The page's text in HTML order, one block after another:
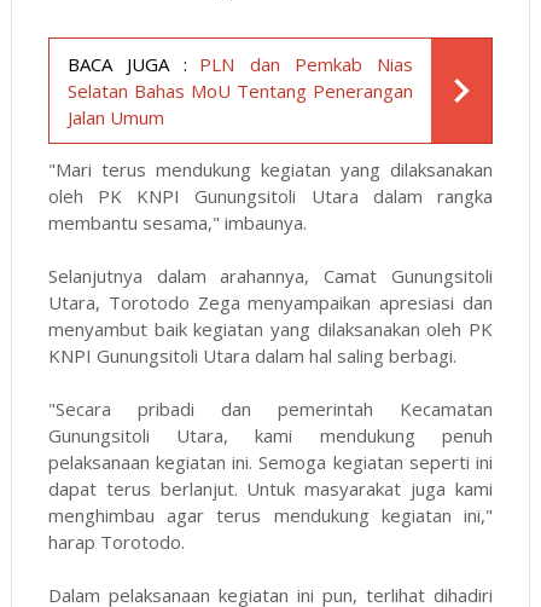
BACA JUGA : PLN dan Pemkab Nias
Selatan Bahas MoU Tentang Penerangan
Jalan Umum
"Mari terus mendukung kegiatan yang dilaksanakan
oleh PK KNPI Gunungsitoli Utara dalam rangka
membantu sesama," imbaunya.
Selanjutnya dalam arahannya, Camat Gunungsitoli
Utara, Torotodo Zega menyampaikan apresiasi dan
menyambut baik kegiatan yang dilaksanakan oleh PK
KNPI Gunungsitoli Utara dalam hal saling berbagi.
"Secara pribadi dan pemerintah Kecamatan
Gunungsitoli Utara, kami mendukung penuh
pelaksanaan kegiatan ini. Semoga kegiatan seperti ini
dapat terus berlanjut. Untuk masyarakat juga kami
menghimbau agar terus mendukung kegiatan ini,"
harap Torotodo.
Dalam pelaksanaan kegiatan ini pun, terlihat dihadiri